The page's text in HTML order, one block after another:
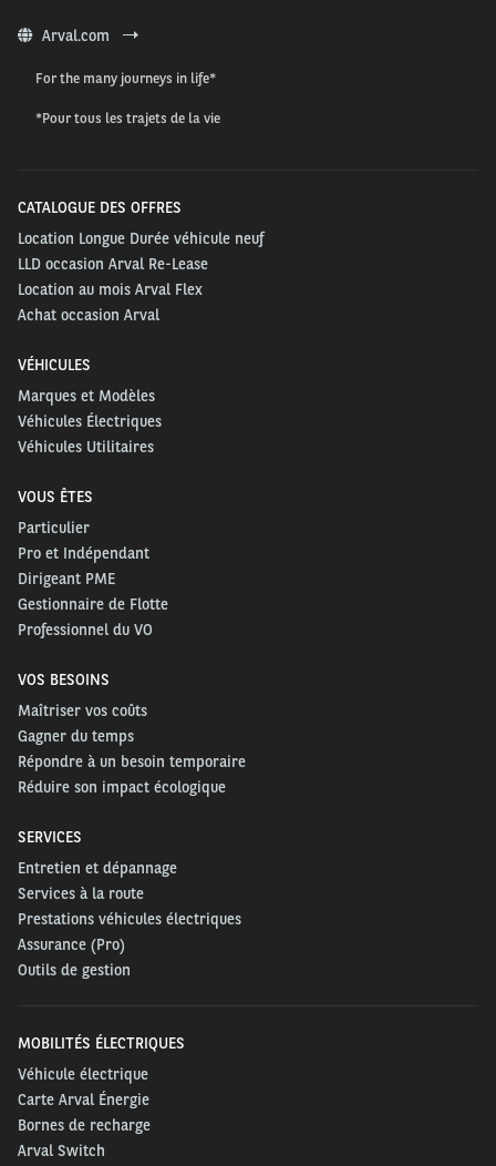
Arval.com
For the many journeys in life*
*Pour tous les trajets de la vie
CATALOGUE DES OFFRES
Location Longue Durée véhicule neuf
LLD occasion Arval Re-Lease
Location au mois Arval Flex
Achat occasion Arval
VÉHICULES
Marques et Modèles
Véhicules Électriques
Véhicules Utilitaires
VOUS ÊTES
Particulier
Pro et Indépendant
Dirigeant PME
Gestionnaire de Flotte
Professionnel du VO
VOS BESOINS
Maîtriser vos coûts
Gagner du temps
Répondre à un besoin temporaire
Réduire son impact écologique
SERVICES
Entretien et dépannage
Services à la route
Prestations véhicules électriques
Assurance (Pro)
Outils de gestion
MOBILITÉS ÉLECTRIQUES
Véhicule électrique
Carte Arval Énergie
Bornes de recharge
Arval Switch